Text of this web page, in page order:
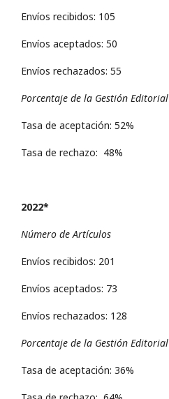
Envíos recibidos: 105
Envíos aceptados: 50
Envíos rechazados: 55
Porcentaje de la Gestión Editorial
Tasa de aceptación: 52%
Tasa de rechazo: 48%
2022*
Número de Artículos
Envíos recibidos: 201
Envíos aceptados: 73
Envíos rechazados: 128
Porcentaje de la Gestión Editorial
Tasa de aceptación: 36%